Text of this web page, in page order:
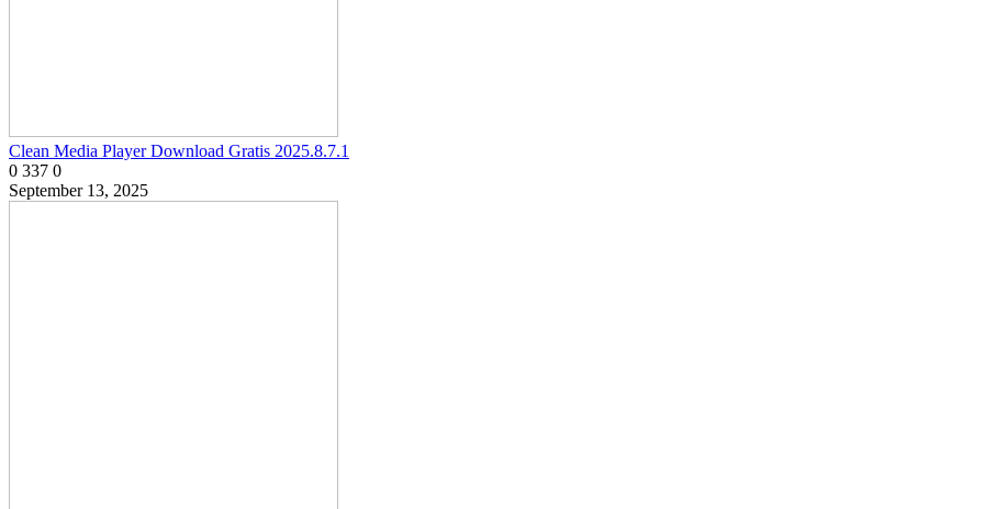
Clean Media Player Download Gratis 2025.8.7.1
0 337 0
September 13, 2025